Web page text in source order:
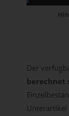
Der
berechnet